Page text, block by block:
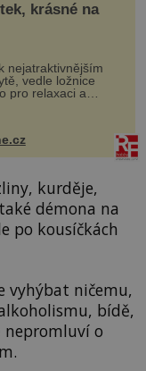
krásné na
nejatraktivnějším
vedle ložnice
pro relaxaci a
textil –
koberečky –
kouzelného
kurděje,
démona na
po kousíčkách
vyhýbat ničemu,
bídě,
nepromluví o